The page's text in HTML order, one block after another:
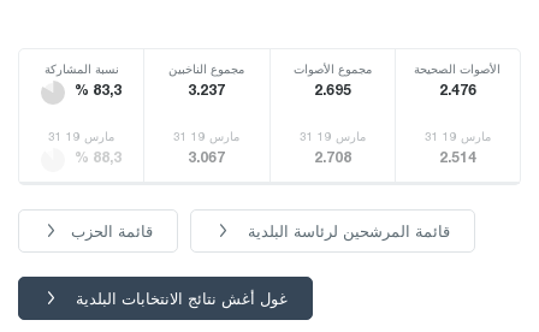
نسبة المشاركة
% 83,3
مجموع الناخبين
3.237
مجموع الأصوات
2.695
الأصوات الصحيحة
2.476
31 مارس 19
% 88,3
31 مارس 19
3.067
31 مارس 19
2.708
31 مارس 19
2.514
قائمة الحزب قائمة المرشحين لرئاسة البلدية
غول أغش نتائج الانتخابات البلدية